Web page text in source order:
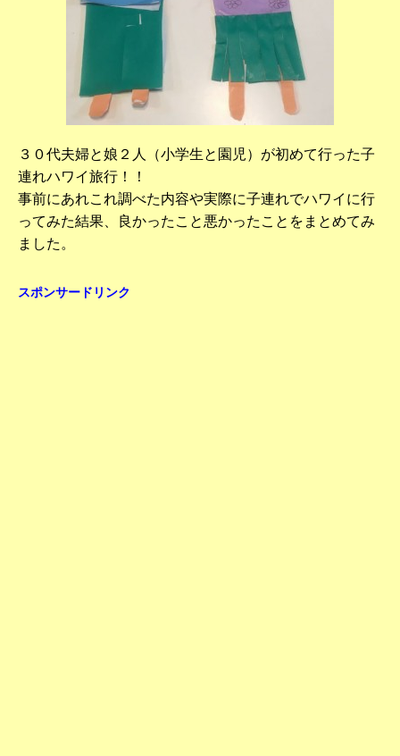
３０代夫婦と娘２人（小学生と園児）が初めて行った子
連れハワイ旅行！！
事前にあれこれ調べた内容や実際に子連れでハワイに行
ってみた結果、良かったこと悪かったことをまとめてみ
ました。
スポンサードリンク